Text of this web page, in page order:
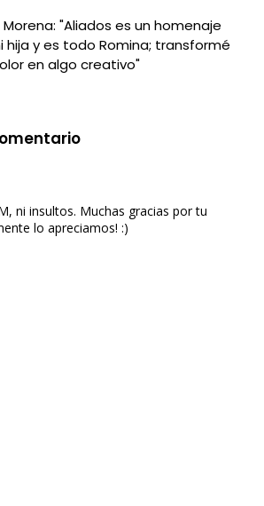
Morena: "Aliados es un homenaje
hija y es todo Romina; transformé
en algo creativo"
ni insultos. Muchas gracias por tu
lo apreciamos! :)